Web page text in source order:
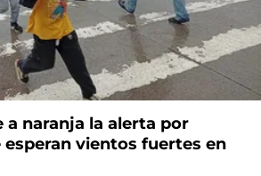
a naranja la alerta por
vientos fuertes en